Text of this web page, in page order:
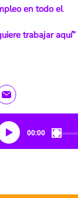
en todo el
trabajar aquí”
00:00